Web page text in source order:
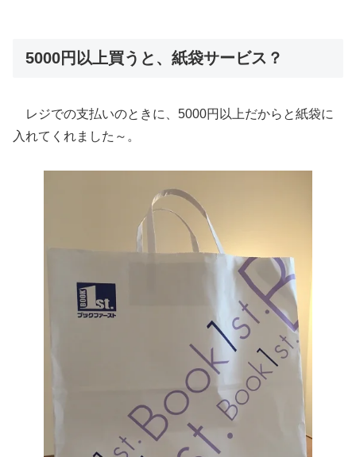
5000円以上買うと、紙袋サービス？
レジでの支払いのときに、5000円以上だからと紙袋に
入れてくれました～。